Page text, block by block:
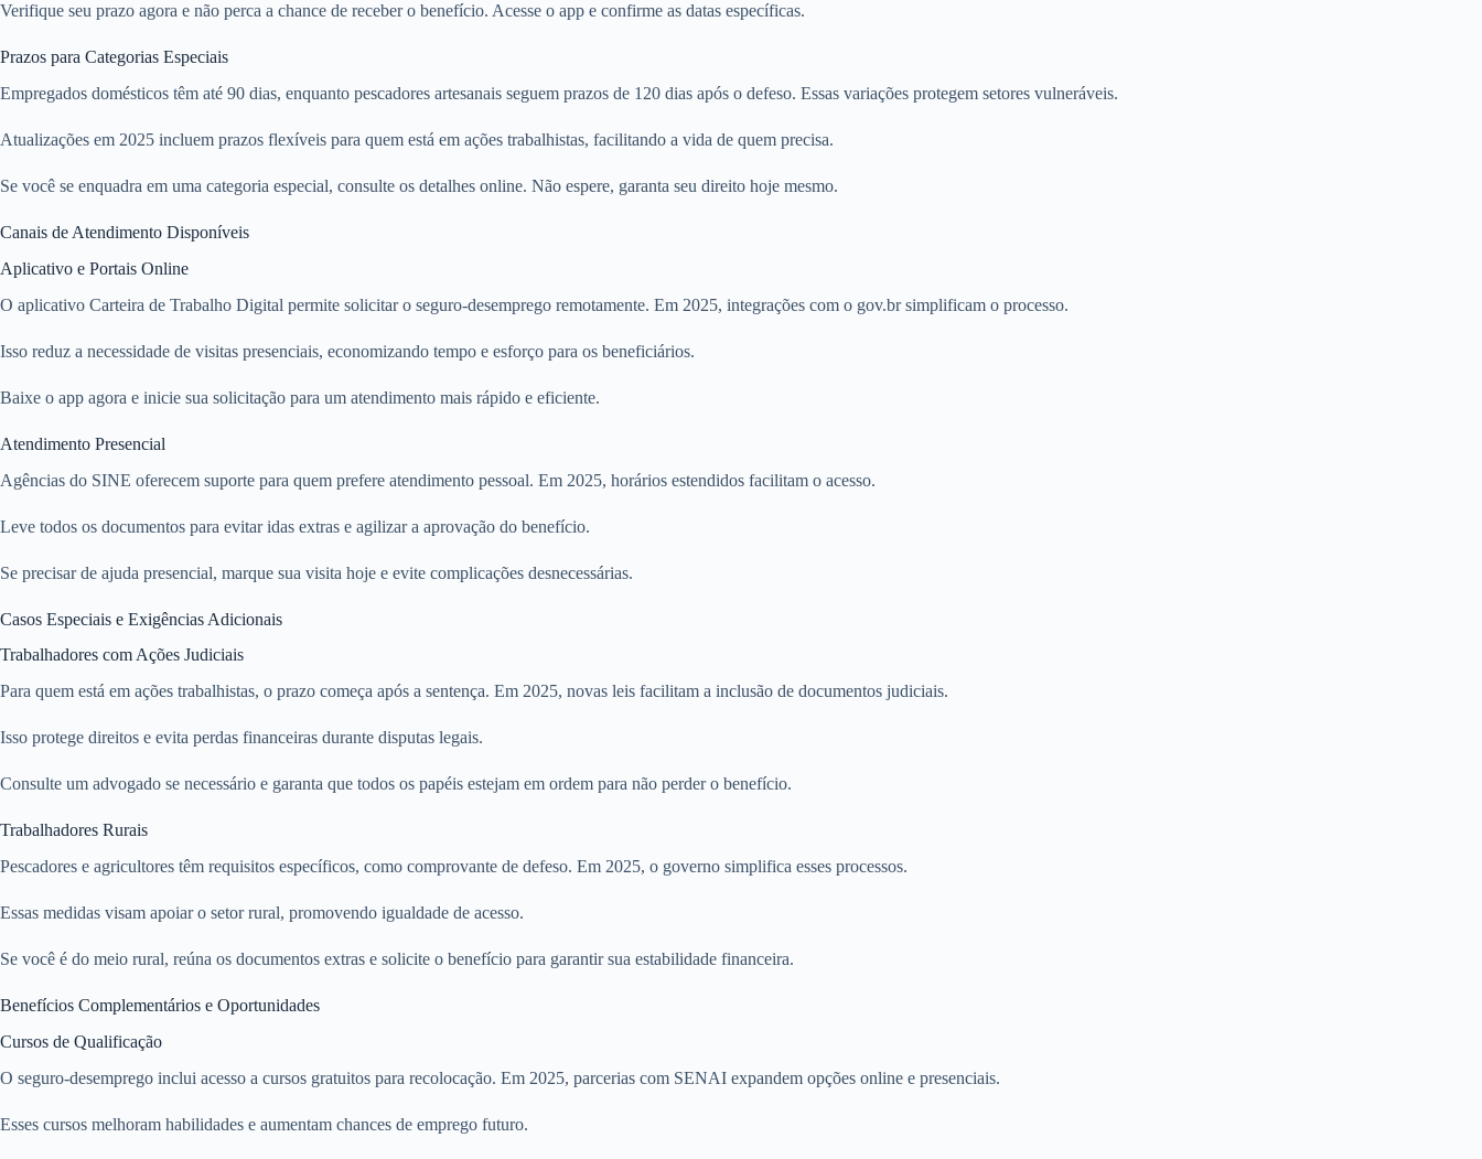
Verifique seu prazo agora e não perca a chance de receber o benefício. Acesse o app e confirme as datas específicas.
Prazos para Categorias Especiais
Empregados domésticos têm até 90 dias, enquanto pescadores artesanais seguem prazos de 120 dias após o defeso. Essas variações protegem setores vulneráveis.
Atualizações em 2025 incluem prazos flexíveis para quem está em ações trabalhistas, facilitando a vida de quem precisa.
Se você se enquadra em uma categoria especial, consulte os detalhes online. Não espere, garanta seu direito hoje mesmo.
Canais de Atendimento Disponíveis
Aplicativo e Portais Online
O aplicativo Carteira de Trabalho Digital permite solicitar o seguro-desemprego remotamente. Em 2025, integrações com o gov.br simplificam o processo.
Isso reduz a necessidade de visitas presenciais, economizando tempo e esforço para os beneficiários.
Baixe o app agora e inicie sua solicitação para um atendimento mais rápido e eficiente.
Atendimento Presencial
Agências do SINE oferecem suporte para quem prefere atendimento pessoal. Em 2025, horários estendidos facilitam o acesso.
Leve todos os documentos para evitar idas extras e agilizar a aprovação do benefício.
Se precisar de ajuda presencial, marque sua visita hoje e evite complicações desnecessárias.
Casos Especiais e Exigências Adicionais
Trabalhadores com Ações Judiciais
Para quem está em ações trabalhistas, o prazo começa após a sentença. Em 2025, novas leis facilitam a inclusão de documentos judiciais.
Isso protege direitos e evita perdas financeiras durante disputas legais.
Consulte um advogado se necessário e garanta que todos os papéis estejam em ordem para não perder o benefício.
Trabalhadores Rurais
Pescadores e agricultores têm requisitos específicos, como comprovante de defeso. Em 2025, o governo simplifica esses processos.
Essas medidas visam apoiar o setor rural, promovendo igualdade de acesso.
Se você é do meio rural, reúna os documentos extras e solicite o benefício para garantir sua estabilidade financeira.
Benefícios Complementários e Oportunidades
Cursos de Qualificação
O seguro-desemprego inclui acesso a cursos gratuitos para recolocação. Em 2025, parcerias com SENAI expandem opções online e presenciais.
Esses cursos melhoram habilidades e aumentam chances de emprego futuro.